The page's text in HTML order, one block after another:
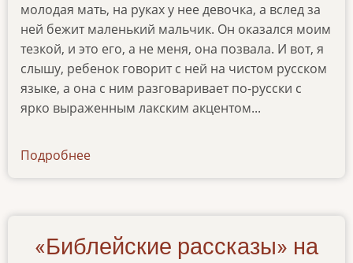
молодая мать, на руках у нее девочка, а вслед за
ней бежит маленький мальчик. Он оказался моим
тезкой, и это его, а не меня, она позвала. И вот, я
слышу, ребенок говорит с ней на чистом русском
языке, а она с ним разговаривает по-русски с
ярко выраженным лакским акцентом...
Подробнее
ozvuchivaem-
evangelie
«Библейские рассказы» на